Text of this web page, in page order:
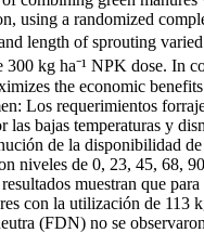
using a randomized
length of sprouting
kg ha⁻¹ NPK dose. In
the economic
Los requerimientos
bajas temperaturas y
de la disponibilidad
niveles de 0, 23, 45, 68,
muestran que
con la utilización de
(FDN) no se